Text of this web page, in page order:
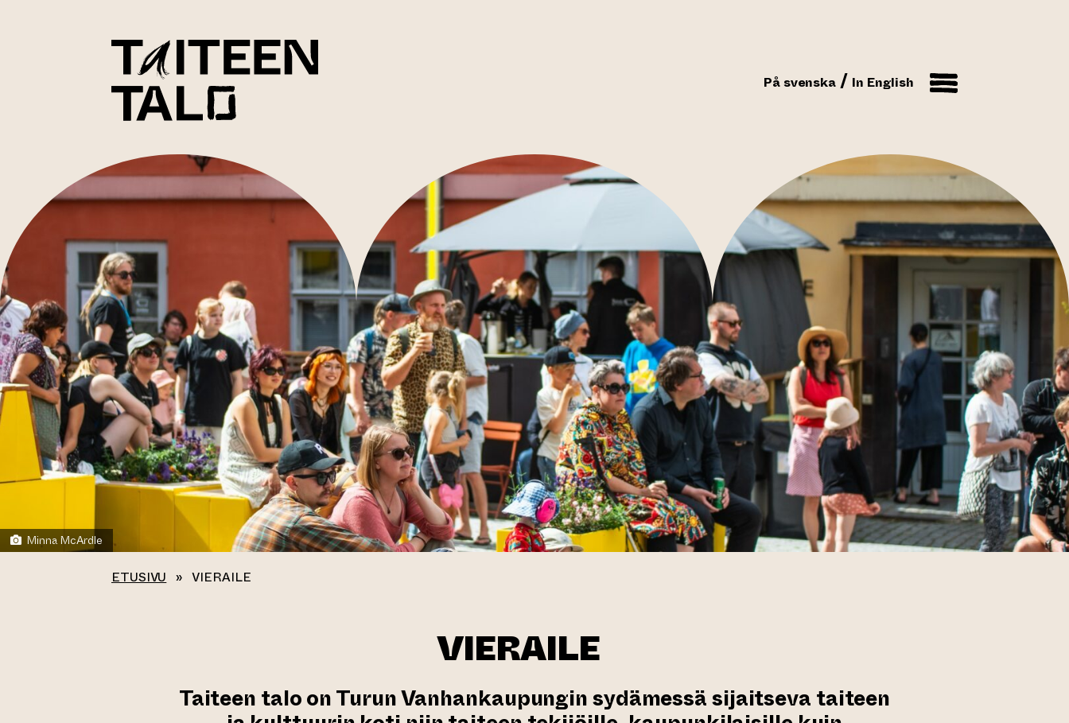
På svenska In English
Minna McArdle
ETUSIVU » VIERAILE
VIERAILE
Taiteen talo on Turun Vanhankaupungin sydämessä sijaitseva taiteen